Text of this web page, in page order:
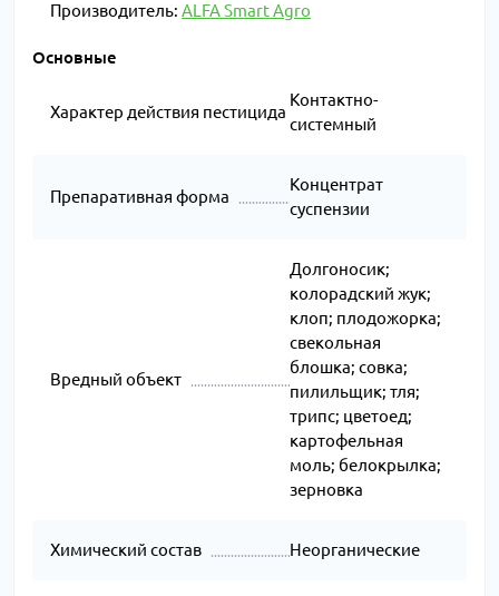
Производитель: ALFA Smart Agro
Основные
Характер действия пестицида
Контактно-
системный
Препаративная форма
Концентрат
суспензии
Вредный объект
Долгоносик;
колорадский жук;
клоп; плодожорка;
свекольная
блошка; совка;
пилильщик; тля;
трипс; цветоед;
картофельная
моль; белокрылка;
зерновка
Химический состав Неорганические